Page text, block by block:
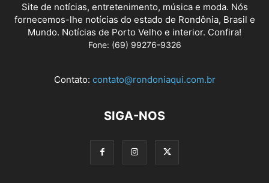
Site de notícias, entretenimento, música e moda. Nós
fornecemos-lhe notícias do estado de Rondônia, Brasil e
Mundo. Notícias de Porto Velho e interior. Confira!
Fone: (69) 99276-9326
Contato: contato@rondoniaqui.com.br
SIGA-NOS